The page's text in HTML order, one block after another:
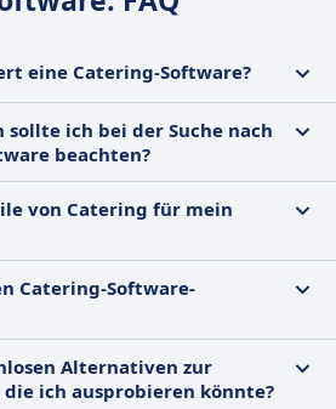
eine Catering-Software?
sollte ich bei der Suche nach
beachten?
von Catering für mein
Catering-Software-
Alternativen zur
ich ausprobieren könnte?